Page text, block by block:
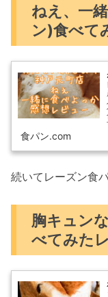
ねえ、一
ン)食べて
食パン.com
続いてレーズン食
胸キュン
べてみた